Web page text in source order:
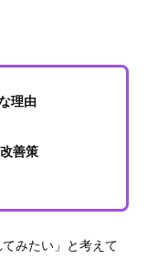
理由
善策
みたい」と考えて